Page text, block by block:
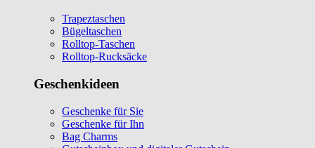
Trapeztaschen
Bügeltaschen
Rolltop-Taschen
Rolltop-Rucksäcke
Geschenkideen
Geschenke für Sie
Geschenke für Ihn
Bag Charms